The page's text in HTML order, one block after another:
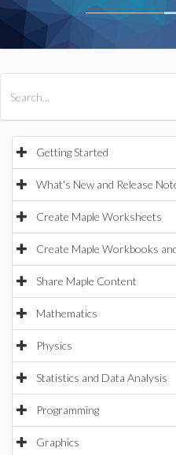
Getting Started
What's New and Release
Create Maple Worksheets
Create Maple Workbooks
Share Maple Content
Mathematics
Physics
Statistics and Data Analysis
Programming
Graphics